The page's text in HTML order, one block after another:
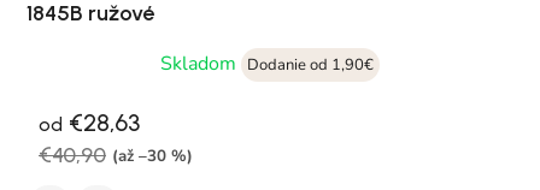
1845B ružové
Skladom
Dodanie od 1,90€
od €28,63
€40,90 (až –30 %)